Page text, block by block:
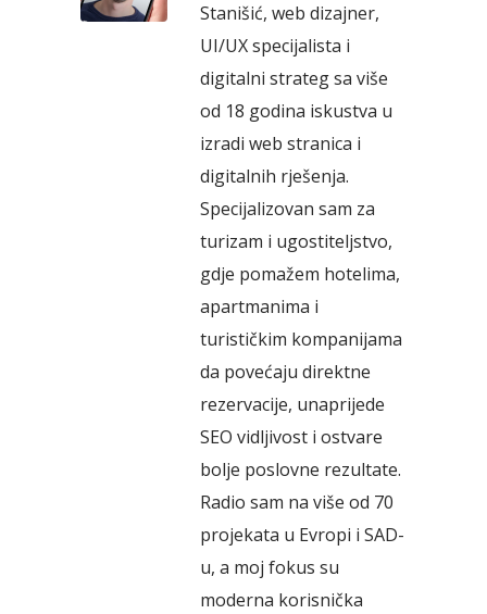
Stanišić, web dizajner,
UI/UX specijalista i
digitalni strateg sa više
od 18 godina iskustva u
izradi web stranica i
digitalnih rješenja.
Specijalizovan sam za
turizam i ugostiteljstvo,
gdje pomažem hotelima,
apartmanima i
turističkim kompanijama
da povećaju direktne
rezervacije, unaprijede
SEO vidljivost i ostvare
bolje poslovne rezultate.
Radio sam na više od 70
projekata u Evropi i SAD-
u, a moj fokus su
moderna korisnička